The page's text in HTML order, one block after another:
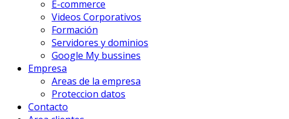
E-commerce
Videos Corporativos
Formación
Servidores y dominios
Google My bussines
Empresa
Areas de la empresa
Proteccion datos
Contacto